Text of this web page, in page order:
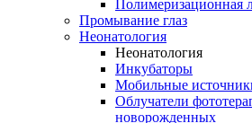
Полимеризационная
Промывание глаз
Неонатология
Неонатология
Инкубаторы
Мобильные
Облучатели
новорожденных